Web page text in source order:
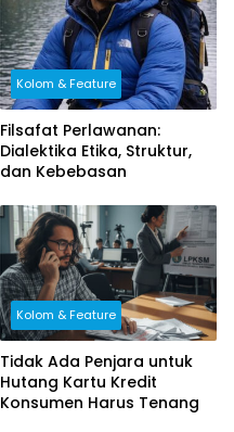
Kolom & Feature
Filsafat Perlawanan:
Dialektika Etika, Struktur,
dan Kebebasan
Kolom & Feature
Tidak Ada Penjara untuk
Hutang Kartu Kredit
Konsumen Harus Tenang